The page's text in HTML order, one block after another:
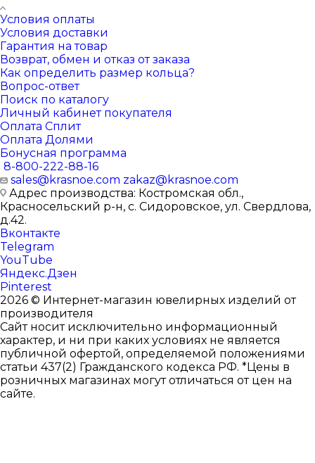
Условия оплаты
Условия доставки
Гарантия на товар
Возврат, обмен и отказ от заказа
Как определить размер кольца?
Вопрос-ответ
Поиск по каталогу
Личный кабинет покупателя
Оплата Сплит
Оплата Долями
Бонусная программа
8-800-222-88-16
sales@krasnoe.com zakaz@krasnoe.com
Адрес производства: Костромская обл.,
Красносельский р-н, с. Сидоровское, ул. Свердлова,
д.42.
Вконтакте
Telegram
YouTube
Яндекс.Дзен
Pinterest
2026 © Интернет-магазин ювелирных изделий от
производителя
Сайт носит исключительно информационный
характер, и ни при каких условиях не является
публичной офертой, определяемой положениями
статьи 437(2) Гражданского кодекса РФ. *Цены в
розничных магазинах могут отличаться от цен на
сайте.